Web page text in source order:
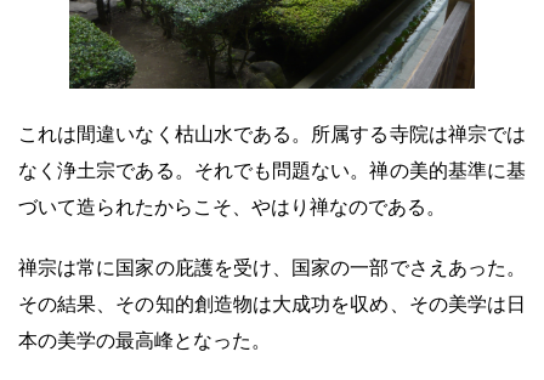
これは間違いなく枯山水である。所属する寺院は禅宗では
なく浄土宗である。それでも問題ない。禅の美的基準に基
づいて造られたからこそ、やはり禅なのである。
禅宗は常に国家の庇護を受け、国家の一部でさえあった。
その結果、その知的創造物は大成功を収め、その美学は日
本の美学の最高峰となった。